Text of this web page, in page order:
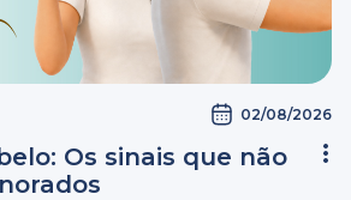
02/08/2026
Os sinais que não